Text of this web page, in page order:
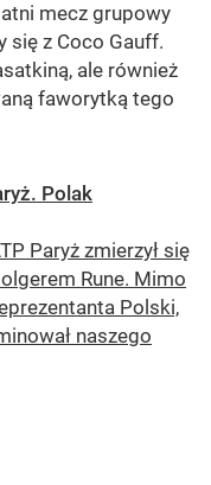
mecz grupowy
się z Coco Gauff.
ale również
faworytką tego
Polak
Paryż zmierzył się
Rune. Mimo
Polski,
naszego